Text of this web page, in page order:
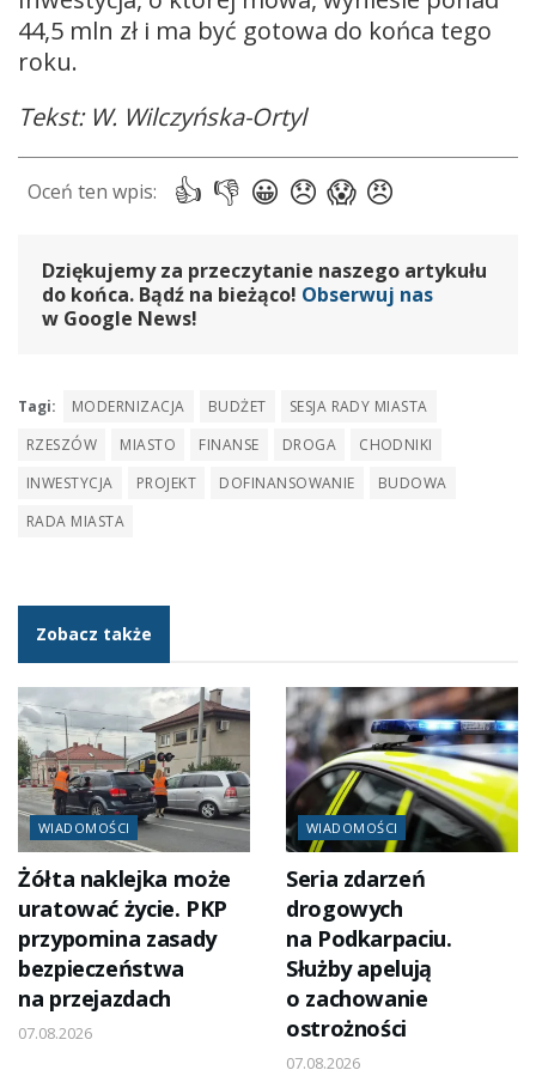
44,5 mln zł i ma być gotowa do końca tego
roku.
Tekst: W. Wilczyńska-Ortyl
Dziękujemy za przeczytanie naszego artykułu
do końca. Bądź na bieżąco! Obserwuj nas
w Google News!
Tagi: MODERNIZACJA BUDŻET
SESJA RADY MIASTA
RZESZÓW
MIASTO FINANSE DROGA
CHODNIKI
INWESTYCJA
PROJEKT DOFINANSOWANIE
BUDOWA
RADA MIASTA
Zobacz także
WIADOMOŚCI
Żółta naklejka może
uratować życie. PKP
przypomina zasady
bezpieczeństwa
na przejazdach
07.08.2026
WIADOMOŚCI
Seria zdarzeń
drogowych
na Podkarpaciu.
Służby apelują
o zachowanie
ostrożności
07.08.2026